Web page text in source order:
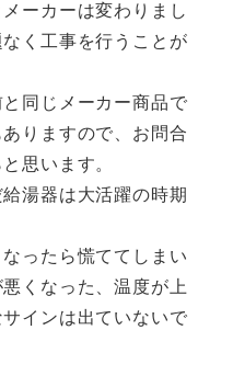
ーカーは変わりまし
く工事を行うことが
同じメーカー商品で
りますので、お問合
思います。
湯器は大活躍の時期
ったら慌ててしまい
くなった、温度が上
インは出ていないで